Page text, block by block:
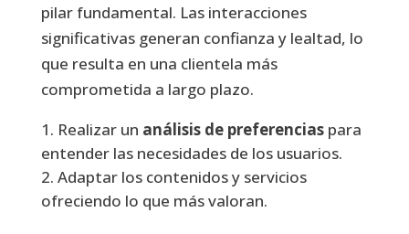
pilar fundamental. Las interacciones
significativas generan confianza y lealtad, lo
que resulta en una clientela más
comprometida a largo plazo.
Realizar un análisis de preferenciaspara
entender las necesidades de los usuarios.
Adaptar los contenidos y servicios
ofreciendo lo que más valoran.